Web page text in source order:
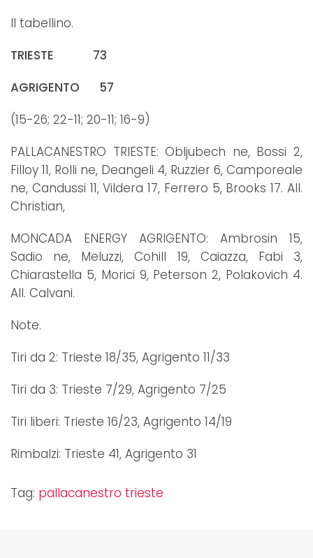
Il tabellino.
TRIESTE 73
AGRIGENTO 57
(15-26; 22-11; 20-11; 16-9)
PALLACANESTRO TRIESTE: Obljubech ne, Bossi 2,
Filloy 11, Rolli ne, Deangeli 4, Ruzzier 6, Camporeale
ne, Candussi 11, Vildera 17, Ferrero 5, Brooks 17. All.
Christian,
MONCADA ENERGY AGRIGENTO: Ambrosin 15,
Sadio ne, Meluzzi, Cohill 19, Caiazza, Fabi 3,
Chiarastella 5, Morici 9, Peterson 2, Polakovich 4.
All. Calvani.
Note.
Tiri da 2: Trieste 18/35, Agrigento 11/33
Tiri da 3: Trieste 7/29, Agrigento 7/25
Tiri liberi: Trieste 16/23, Agrigento 14/19
Rimbalzi: Trieste 41, Agrigento 31
Tag: pallacanestro trieste